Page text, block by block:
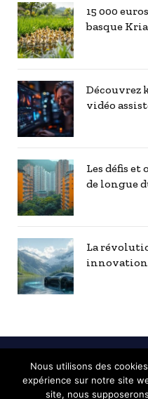
15 000
basque
Découvrez
vidéo
Les défis
de longue
La
innovation
© 2026 Pau info - Toutes les
Mentions Légales |Contactez
Nous utilisons des
expérience sur notre site
site, nous